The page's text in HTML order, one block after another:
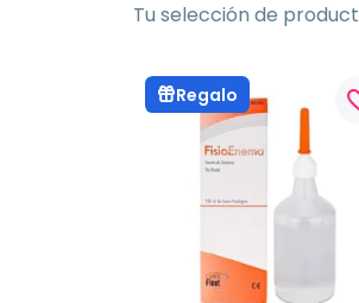
Tu selección de
Regalo